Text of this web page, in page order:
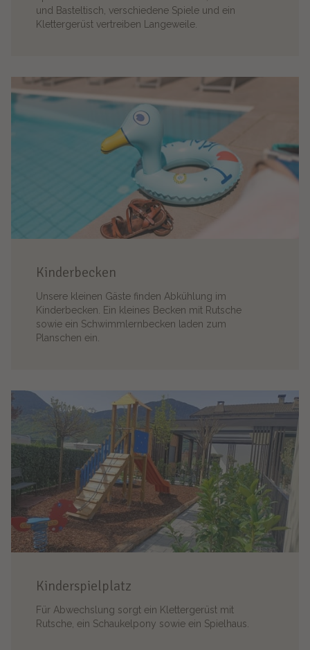
und Basteltisch, verschiedene Spiele und ein
Klettergerüst vertreiben Langeweile.
Kinderbecken
Unsere kleinen Gäste finden Abkühlung im
Kinderbecken. Ein kleines Becken mit Rutsche
sowie ein Schwimmlernbecken laden zum
Planschen ein.
Kinderspielplatz
Für Abwechslung sorgt ein Klettergerüst mit
Rutsche, ein Schaukelpony sowie ein Spielhaus.